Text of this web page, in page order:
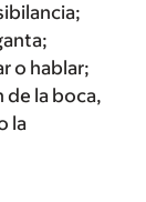
o hablar;
de la boca,
la